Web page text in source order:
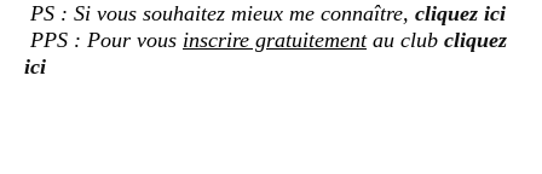
PS : Si vous souhaitez mieux me connaître, cliquez ici
PPS : Pour vous inscrire gratuitementau club cliquez
ici